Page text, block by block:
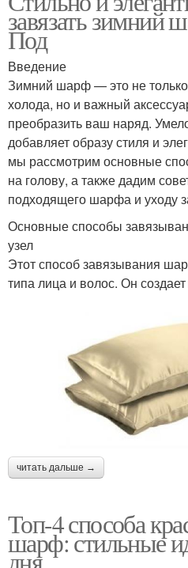
завязать зимний
Под
Введение
Зимний шарф — это не
холода, но и важный
преобразить ваш наряд.
добавляет образу стиля и
мы рассмотрим основные
на голову, а также дадим
подходящего шарфа и уходу
Основные способы
узел
Этот способ завязывания
типа лица и волос. Он
читать дальше →
Топ-4 способа
шарф: стильные